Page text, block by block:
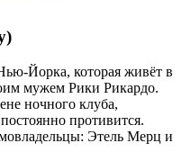
Йорка, которая живёт в
мужем Рики Рикардо.
ночного клуба,
противится.
Этель Мерц и